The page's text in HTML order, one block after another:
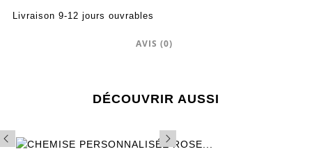
Livraison 9-12 jours ouvrables
AVIS (0)
DÉCOUVRIR AUSSI